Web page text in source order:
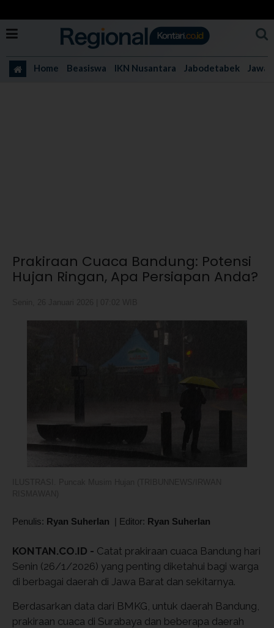
Home Beasiswa IKN Nusantara Jabodetabek Jawa
Prakiraan Cuaca Bandung: Potensi
Hujan Ringan, Apa Persiapan Anda?
Penulis: Ryan Suherlan | Editor: Ryan Suherlan
KONTAN.CO.ID - Catat prakiraan cuaca Bandung hari
Senin (26/1/2026) yang penting diketahui bagi warga
di berbagai daerah di Jawa Barat dan sekitarnya.
Berdasarkan data dari BMKG, untuk daerah Bandung,
prakiraan cuaca di Surabaya dan beberapa daerah